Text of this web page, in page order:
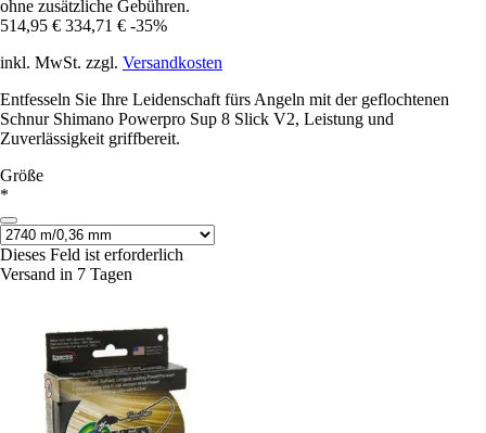
ohne zusätzliche Gebühren.
514,95 € 334,71 € -35%
inkl. MwSt. zzgl. Versandkosten
Entfesseln Sie Ihre Leidenschaft fürs Angeln mit der geflochtenen
Schnur Shimano Powerpro Sup 8 Slick V2, Leistung und
Zuverlässigkeit griffbereit.
Größe
*
Dieses Feld ist erforderlich
Versand in 7 Tagen